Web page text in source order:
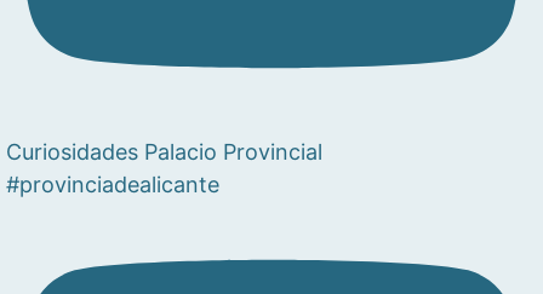
Curiosidades Palacio Provincial
#provinciadealicante